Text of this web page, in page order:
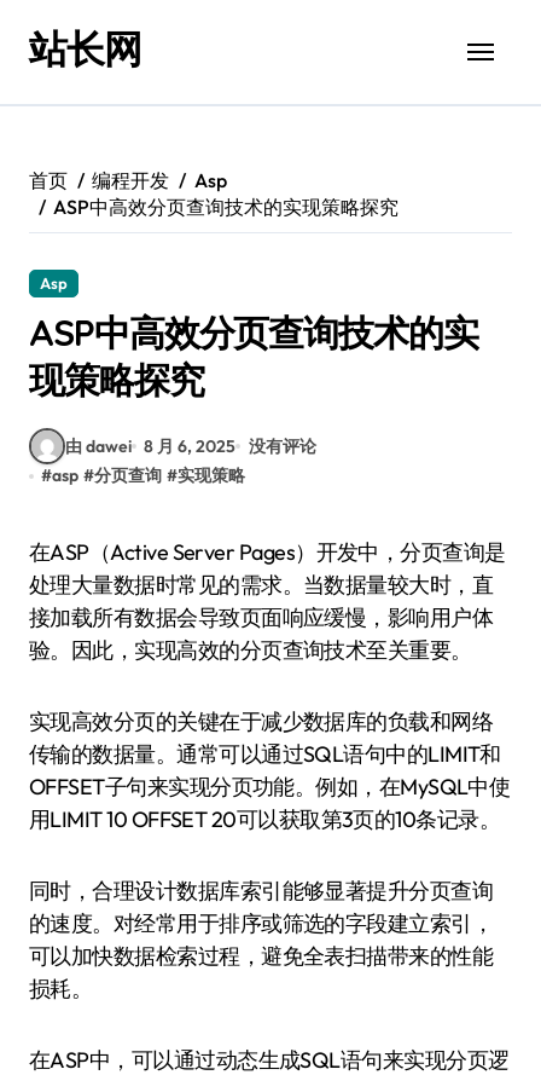
站长网
首页 编程开发
Asp
ASP中高效分页查询技术的实现策略探究
Asp
ASP中高效分页查询技术的实
现策略探究
由 dawei 8 月 6, 2025 没有评论
#asp #分页查询 #实现策略
在ASP（Active Server Pages）开发中，分页查询是
处理大量数据时常见的需求。当数据量较大时，直
接加载所有数据会导致页面响应缓慢，影响用户体
验。因此，实现高效的分页查询技术至关重要。
实现高效分页的关键在于减少数据库的负载和网络
传输的数据量。通常可以通过SQL语句中的LIMIT和
OFFSET子句来实现分页功能。例如，在MySQL中使
用LIMIT 10 OFFSET 20可以获取第3页的10条记录。
同时，合理设计数据库索引能够显著提升分页查询
的速度。对经常用于排序或筛选的字段建立索引，
可以加快数据检索过程，避免全表扫描带来的性能
损耗。
在ASP中，可以通过动态生成SQL语句来实现分页逻